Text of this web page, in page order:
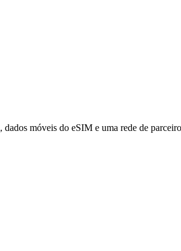
móveis do eSIM e uma rede de